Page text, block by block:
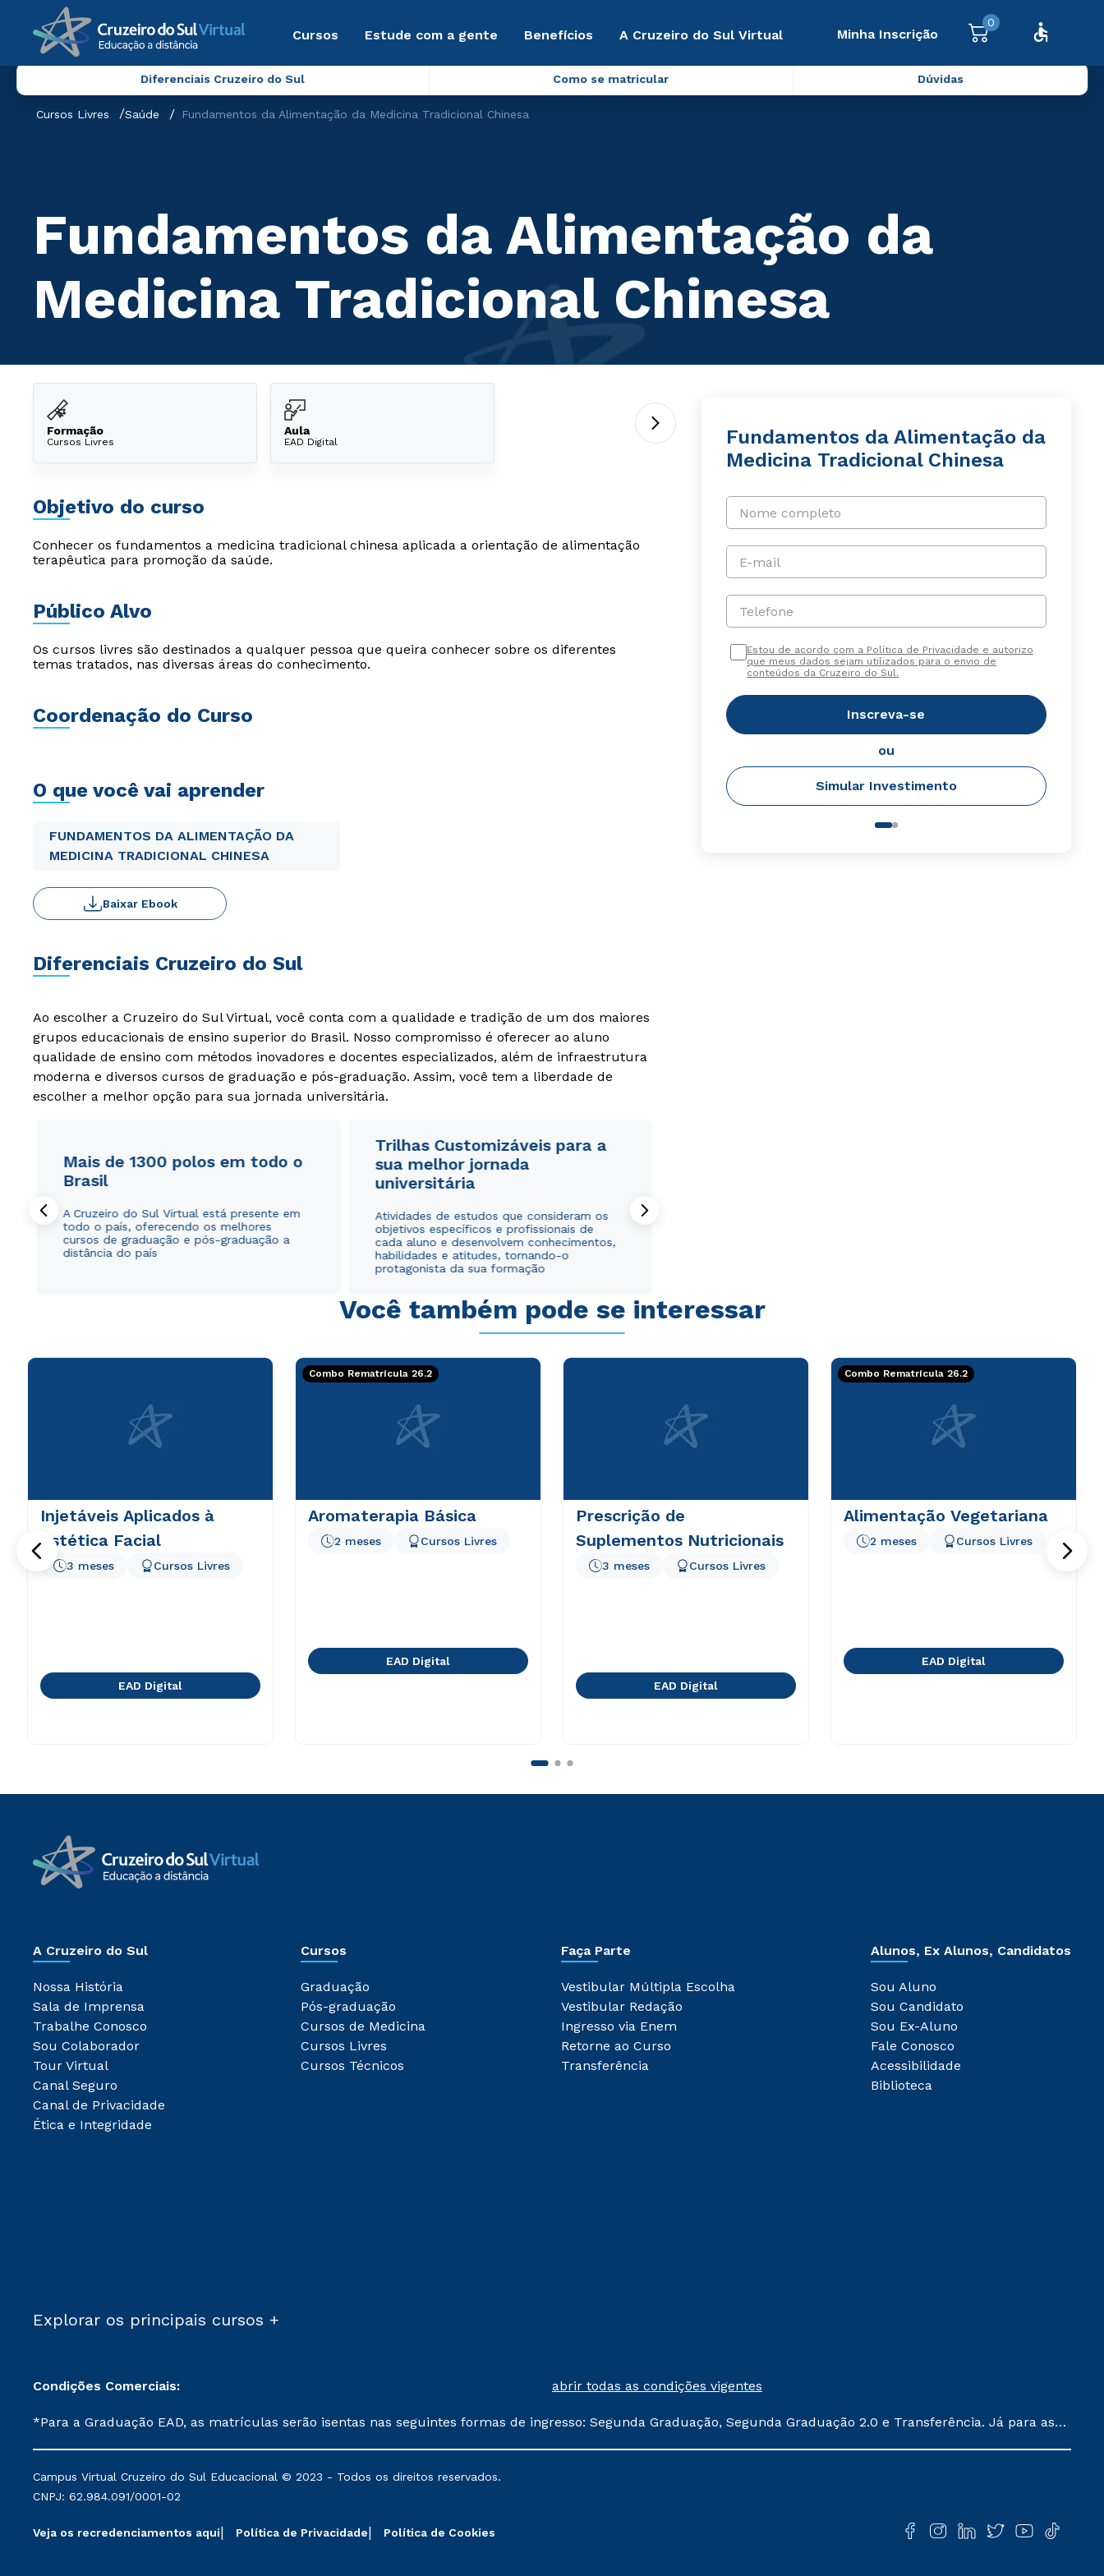
Cursos Estude com a gente Benefícios A Cruzeiro do Sul Virtual Minha Inscrição
0
Diferenciais Cruzeiro do Sul Como se matricular Dúvidas
Cursos Livres Saúde Fundamentos da Alimentação da Medicina Tradicional Chinesa
Fundamentos da Alimentação da
Medicina Tradicional Chinesa
Formação
Cursos Livres
Aula
EAD Digital
Objetivo do curso
Conhecer os fundamentos a medicina tradicional chinesa aplicada a orientação de alimentação
terapêutica para promoção da saúde.
Público Alvo
Os cursos livres são destinados a qualquer pessoa que queira conhecer sobre os diferentes
temas tratados, nas diversas áreas do conhecimento.
Coordenação do Curso
O que você vai aprender
FUNDAMENTOS DA ALIMENTAÇÃO DA
MEDICINA TRADICIONAL CHINESA
Baixar Ebook
Diferenciais Cruzeiro do Sul
Ao escolher a Cruzeiro do Sul Virtual, você conta com a qualidade e tradição de um dos maiores
grupos educacionais de ensino superior do Brasil. Nosso compromisso é oferecer ao aluno
qualidade de ensino com métodos inovadores e docentes especializados, além de infraestrutura
moderna e diversos cursos de graduação e pós-graduação. Assim, você tem a liberdade de
escolher a melhor opção para sua jornada universitária.
Mais de 1300 polos em todo o
Brasil
A Cruzeiro do Sul Virtual está presente em
todo o país, oferecendo os melhores
cursos de graduação e pós-graduação a
distância do país
Trilhas Customizáveis para a
sua melhor jornada
universitária
Atividades de estudos que consideram os
objetivos específicos e profissionais de
cada aluno e desenvolvem conhecimentos,
habilidades e atitudes, tornando-o
protagonista da sua formação
Fundamentos da Alimentação da
Medicina Tradicional Chinesa
Nome completo
E-mail
Telefone
Estou de acordo com a Política de Privacidade e autorizo
que meus dados sejam utilizados para o envio de
conteúdos da Cruzeiro do Sul.
Inscreva-se
ou
Simular Investimento
Você também pode se interessar
Injetáveis Aplicados à
Estética Facial
3 meses Cursos Livres
EAD Digital
Combo Rematrícula 26.2
Aromaterapia Básica
2 meses Cursos Livres
EAD Digital
Prescrição de
Suplementos Nutricionais
3 meses Cursos Livres
EAD Digital
Combo Rematrícula 26.2
Alimentação Vegetariana
2 meses Cursos Livres
EAD Digital
A Cruzeiro do Sul
Nossa História
Sala de Imprensa
Trabalhe Conosco
Sou Colaborador
Tour Virtual
Canal Seguro
Canal de Privacidade
Ética e Integridade
Cursos
Graduação
Pós-graduação
Cursos de Medicina
Cursos Livres
Cursos Técnicos
Faça Parte
Vestibular Múltipla Escolha
Vestibular Redação
Ingresso via Enem
Retorne ao Curso
Transferência
Alunos, Ex Alunos, Candidatos
Sou Aluno
Sou Candidato
Sou Ex-Aluno
Fale Conosco
Acessibilidade
Biblioteca
Explorar os principais cursos +
Condições Comerciais: abrir todas as condições vigentes
*Para a Graduação EAD, as matrículas serão isentas nas seguintes formas de ingresso: Segunda Graduação, Segunda Graduação 2.0 e Transferência. Já para as
mantidos conforme negociação. Descontos institucionais poderão sofrer alterações nos períodos de rematrícula conforme exposto no contrato de prestação de
serviços.
Campus Virtual Cruzeiro do Sul Educacional © 2023 - Todos os direitos reservados.
CNPJ: 62.984.091/0001-02
Veja os recredenciamentos aqui Política de Privacidade Política de Cookies
WhatsApp
ou
Estou de acordo com a
autorizo que meus dados sejam utilizados para o
WhatsApp
ou
Estou de acordo com a
autorizo que meus dados sejam utilizados para o